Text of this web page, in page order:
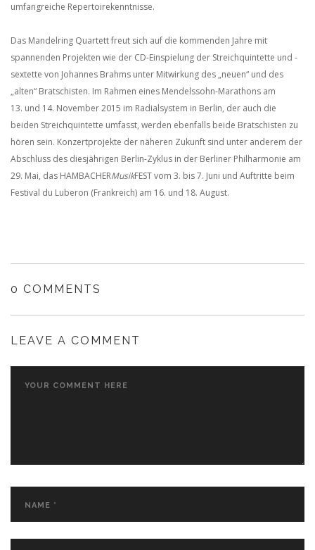
umfangreiche Repertoirekenntnisse.
Das Mandelring Quartett freut sich auf die kommenden Jahre mit
spannenden Projekten wie der CD-Einspielung der Streichquintette und -
sextette von Johannes Brahms unter Mitwirkung des „neuen“ und des
„alten“ Bratschisten. Im Rahmen eines Mendelssohn-Marathons am
13. und 14. November 2015 im Radialsystem in Berlin, der auch die
beiden Streichquintette umfasst, werden ebenfalls beide Bratschisten zu
hören sein. Konzertprojekte der näheren Zukunft sind unter anderem der
Abschluss des diesjährigen Berlin-Zyklus in der Berliner Philharmonie am
29. Mai, das HAMBACHERMusikFEST vom 3. bis 7. Juni und Auftritte beim
Festival du Luberon (Frankreich) am 16. und 18. August.
0 COMMENTS
LEAVE A COMMENT